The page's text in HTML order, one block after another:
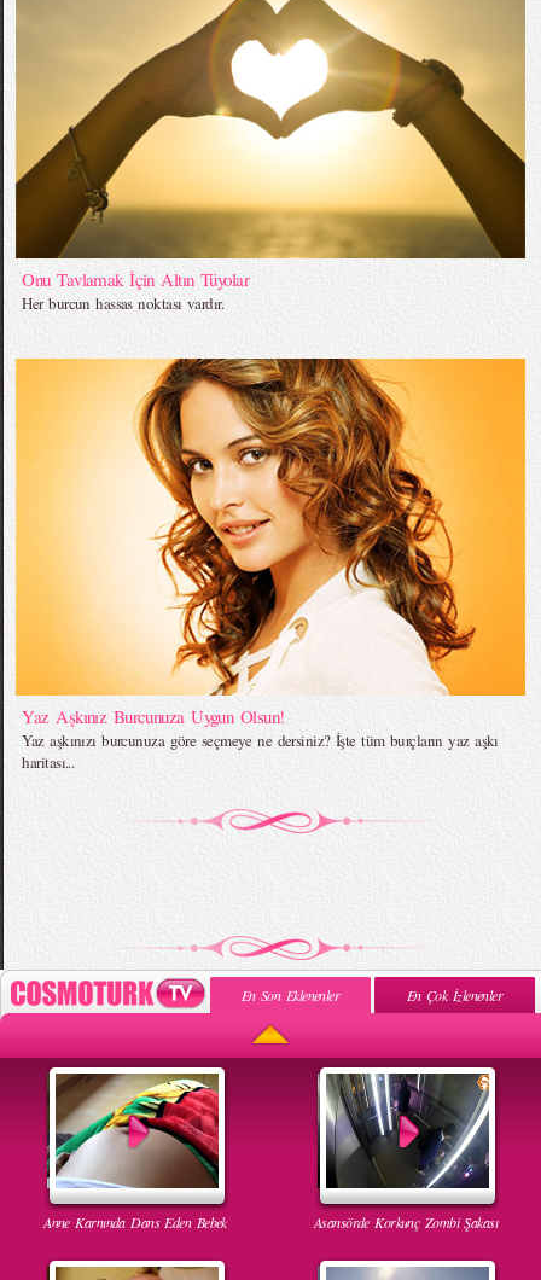
Onu Tavlamak İçin Altın Tüyolar
Her burcun hassas noktası vardır.
Yaz Aşkınız Burcunuza Uygun Olsun!
Yaz aşkınızı burcunuza göre seçmeye ne dersiniz? İşte tüm burçların yaz aşkı
haritası...
En Son Eklenenler En Çok İzlenenler
Anne Karnında Dans Eden Bebek Asansörde Korkunç Zombi Şakası